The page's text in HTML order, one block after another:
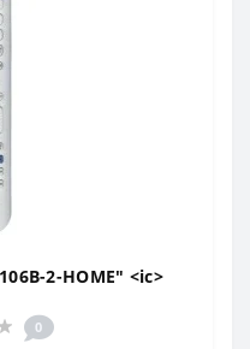
2-HOME" <ic>
0